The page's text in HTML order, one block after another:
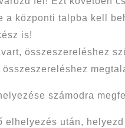
a központi talpba kell
is!
összeszereléshez
összeszereléshez
számodra
elhelyezés után,